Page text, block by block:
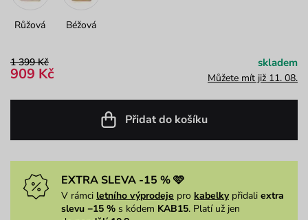
Růžová Béžová
1 399 Kč
909 Kč
skladem
Můžete mít již 11. 08.
Přidat do košíku
EXTRA SLEVA -15 % 🩷
V rámci letního výprodeje pro kabelkypřidali extra
slevu −15 % s kódem KAB15. Platí už jen